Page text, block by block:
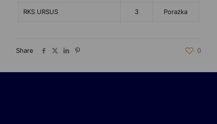
RKS URSUS 3 Porażka
Share 0